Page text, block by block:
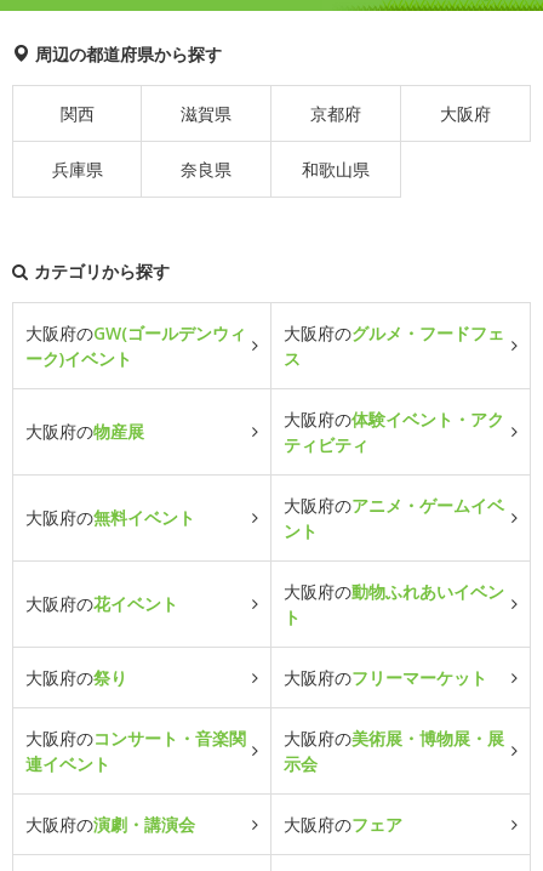
周辺の都道府県から探す
関西 滋賀県 京都府 大阪府
兵庫県 奈良県 和歌山県
カテゴリから探す
大阪府のGW(ゴールデンウィ
ーク)イベント
大阪府のグルメ・フードフェ
ス
大阪府の物産展
大阪府の体験イベント・アク
ティビティ
大阪府の無料イベント
大阪府のアニメ・ゲームイベ
ント
大阪府の花イベント
大阪府の動物ふれあいイベン
ト
大阪府の祭り 大阪府のフリーマーケット
大阪府のコンサート・音楽関
連イベント
大阪府の美術展・博物展・展
示会
大阪府の演劇・講演会 大阪府のフェア